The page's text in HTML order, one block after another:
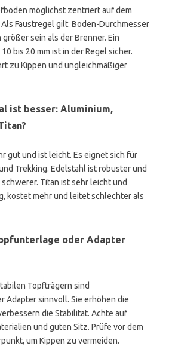
möglichst zentriert auf dem
Faustregel gilt: Boden-Durchmesser
sein als der Brenner. Ein
bis 20 mm ist in der Regel sicher.
zu Kippen und ungleichmäßiger
ist besser: Aluminium,
gut und ist leicht. Es eignet sich für
Trekking. Edelstahl ist robuster und
Titan ist sehr leicht und
kostet mehr und leitet schlechter als
oder Adapter
Topfträgern sind
Adapter sinnvoll. Sie erhöhen die
die Stabilität. Achte auf
und guten Sitz. Prüfe vor dem
um Kippen zu vermeiden.